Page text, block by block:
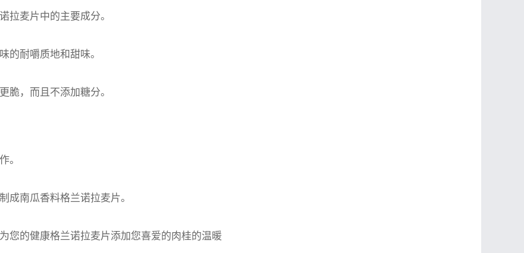
拉麦片中的主要成分。
的耐嚼质地和甜味。
，而且不添加糖分。
。
成南瓜香料格兰诺拉麦片。
您的健康格兰诺拉麦片添加您喜爱的肉桂的温暖